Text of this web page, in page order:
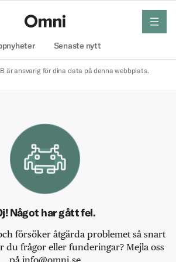
Senaste nytt
meny
är ansvarig för dina data på denna webbplats.
Något har gått fel.
försöker åtgärda problemet så snart
du frågor eller funderingar? Mejla oss